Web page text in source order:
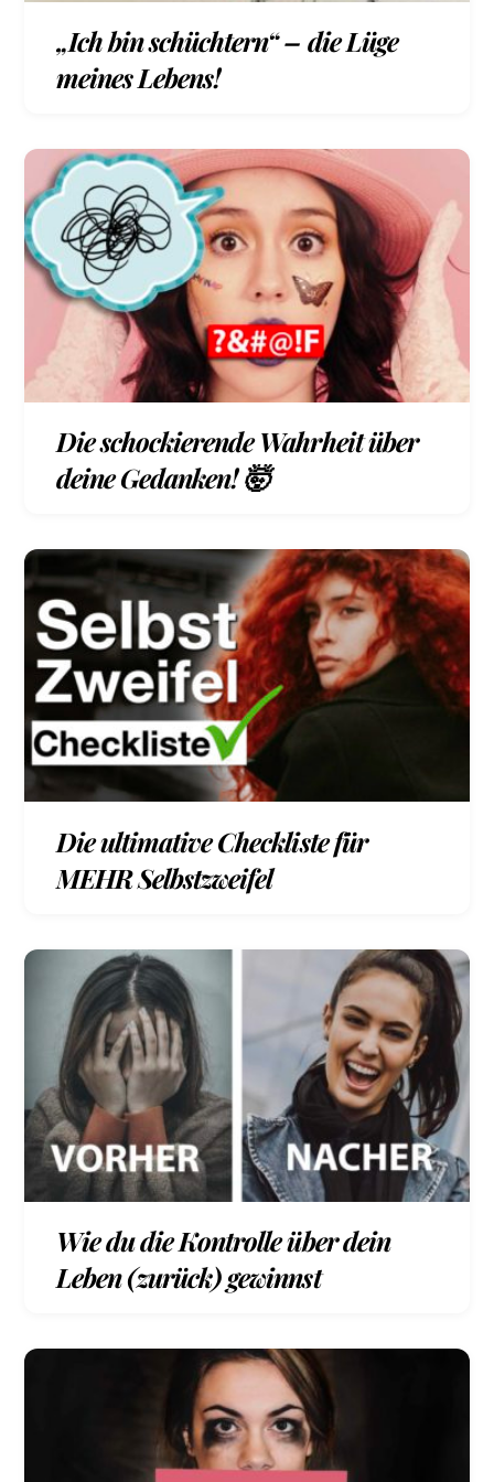
„Ich bin schüchtern“ – die Lüge
meines Lebens!
Die schockierende Wahrheit über
deine Gedanken! 🤯
Die ultimative Checkliste für
MEHR Selbstzweifel
Wie du die Kontrolle über dein
Leben (zurück) gewinnst